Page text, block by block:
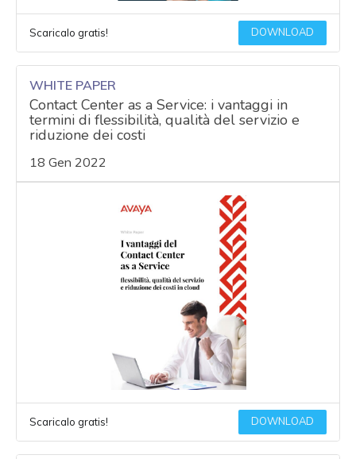
Scaricalo gratis! DOWNLOAD
WHITE PAPER
Contact Center as a Service: i vantaggi in
termini di flessibilità, qualità del servizio e
riduzione dei costi
18 Gen 2022
Scaricalo gratis! DOWNLOAD